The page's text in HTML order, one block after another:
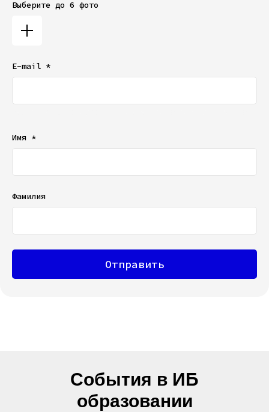
Выберите до 6 фото
E-mail *
Имя *
Фамилия
Отправить
События в ИБ
образовании